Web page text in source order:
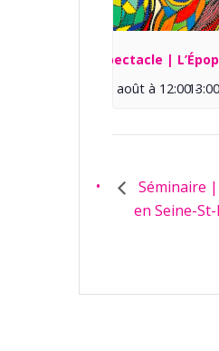
Spectacle |
13 août à 12:00 -
13:00
Séminaire
en Seine-St-